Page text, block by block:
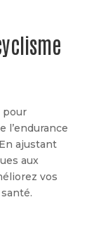
pour
l’endurance
ajustant
aux
vos